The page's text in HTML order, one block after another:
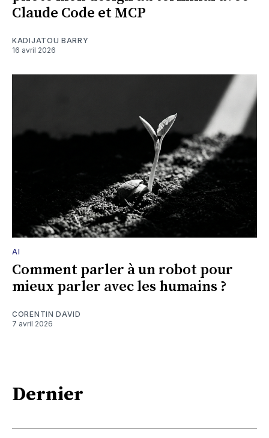
Claude Code et MCP
KADIJATOU BARRY
16 avril 2026
AI
Comment parler à un robot pour
mieux parler avec les humains ?
CORENTIN DAVID
7 avril 2026
Dernier